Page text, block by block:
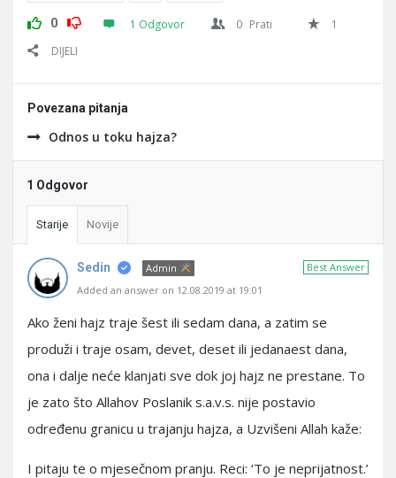
0 1 Odgovor 0 Prati
1
DIJELI
Povezana pitanja
Odnos u toku hajza?
1 Odgovor
Starije Novije
Best Answer
Sedin
Admin
Added an answer on 12.08.2019 at 19:01
Ako ženi hajz traje šest ili sedam dana, a zatim se
produži i traje osam, devet, deset ili jedanaest dana,
ona i dalje neće klanjati sve dok joj hajz ne prestane. To
je zato što Allahov Poslanik s.a.v.s. nije postavio
određenu granicu u trajanju hajza, a Uzvišeni Allah kaže:
I pitaju te o mjesečnom pranju. Reci: ‘To je neprijatnost.’